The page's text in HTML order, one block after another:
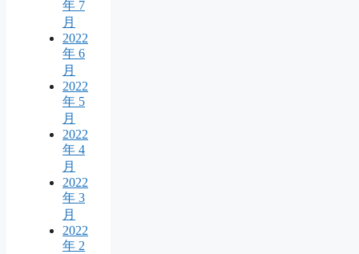
年 7
月
2022
年 6
月
2022
年 5
月
2022
年 4
月
2022
年 3
月
2022
年 2